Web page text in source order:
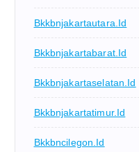
Bkkbnjakartautara.id
Bkkbnjakartabarat.id
Bkkbnjakartaselatan.id
Bkkbnjakartatimur.id
Bkkbncilegon.id